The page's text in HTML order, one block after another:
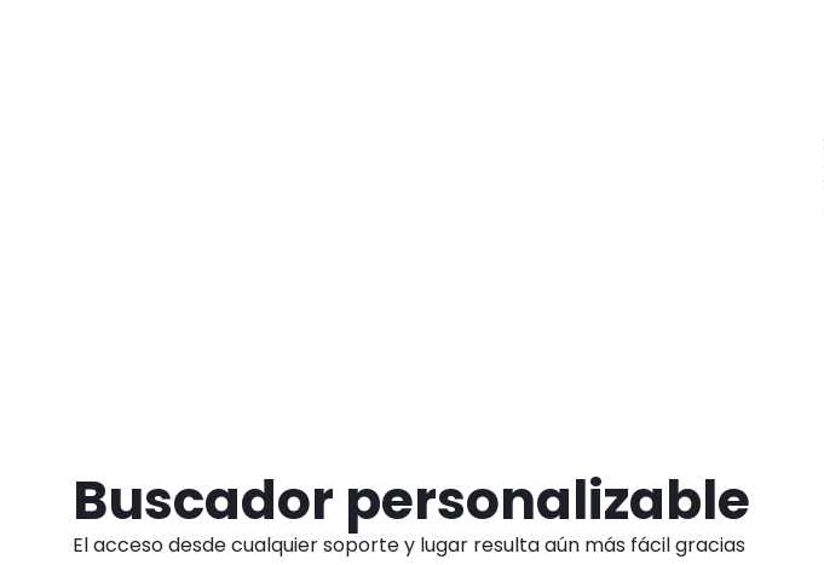
Buscador personalizable
El acceso desde cualquier soporte y lugar resulta aún más fácil gracias